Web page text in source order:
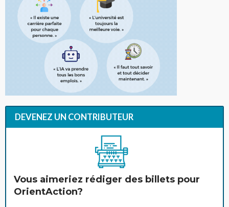
DEVENEZ UN CONTRIBUTEUR
Vous aimeriez rédiger des billets pour
OrientAction?